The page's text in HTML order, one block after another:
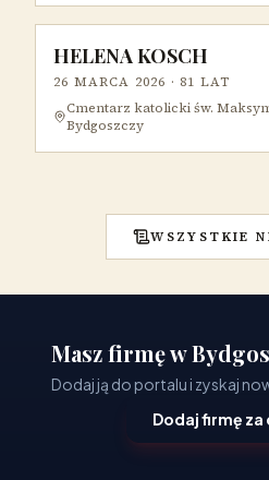
HELENA KOSCH
26 MARCA 2026 · 81 LAT
Cmentarz katolicki św.
Bydgoszczy
WSZYSTKIE
Masz firmę w
Dodaj ją do portalu i zyskaj
Dodaj firmę za